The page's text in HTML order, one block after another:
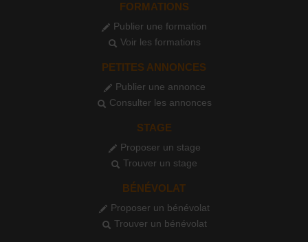
FORMATIONS
Publier une formation
Voir les formations
PETITES ANNONCES
Publier une annonce
Consulter les annonces
STAGE
Proposer un stage
Trouver un stage
BÉNÉVOLAT
Proposer un bénévolat
Trouver un bénévolat